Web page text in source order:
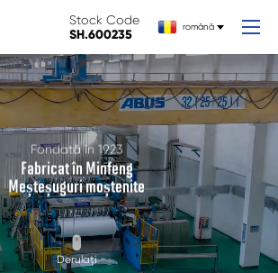
Stock Code
SH.600235 română
Fondată în 1923
Fabricat în Minfeng
Meșteșuguri moștenite
Derulați